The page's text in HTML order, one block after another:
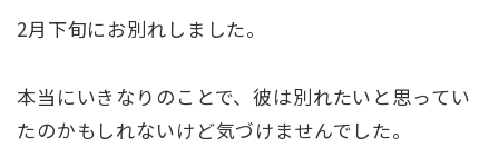
2月下旬にお別れしました。
本当にいきなりのことで、彼は別れたいと思ってい
たのかもしれないけど気づけませんでした。